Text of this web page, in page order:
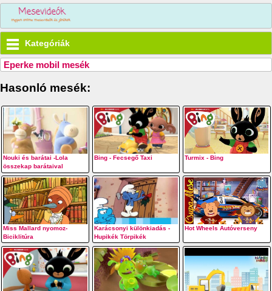
Kategóriák
Eperke mobil mesék
Hasonló mesék:
Nouki és barátai -Lola
összekap barátaival
Bing - Fecsegő Taxi Turmix - Bing
Miss Mallard nyomoz-
Biciklitúra
Karácsonyi különkiadás -
Hupikék Törpikék
Hot Wheels Autóverseny